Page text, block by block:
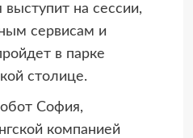
на сессии,
сервисам и
в парке
столице.
София,
компанией